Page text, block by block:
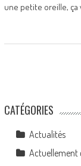
une petite oreille, ça
CATÉGORIES
Actualités
Actuellement